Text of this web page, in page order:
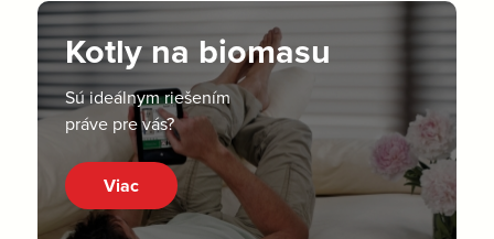
Kotly na biomasu
Sú ideálnym riešením
práve pre vás?
Viac